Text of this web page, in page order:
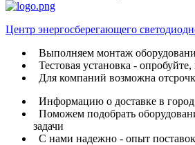
Центр энергосберегающего
Выполняем монтаж
Тестовая установка -
Для компаний возможна
Информацию о доставке в
Поможем подобрать
задачи
С нами надежно - опыт поставок